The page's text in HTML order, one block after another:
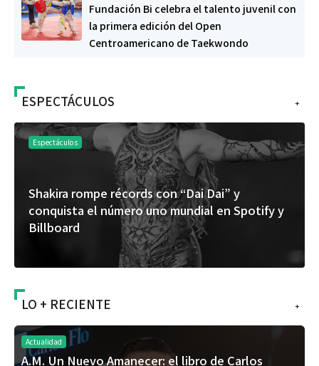
Fundación Bi celebra el talento juvenil con
la primera edición del Open
Centroamericano de Taekwondo
+
ESPECTÁCULOS
Espectáculos
Shakira rompe récords con “Dai Dai” y
conquista el número uno mundial en Spotify y
Billboard
+
LO + RECIENTE
Actualidad
A.M. Un Nuevo Amanecer: el libro de Carlos